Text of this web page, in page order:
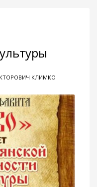
КЛИМКО